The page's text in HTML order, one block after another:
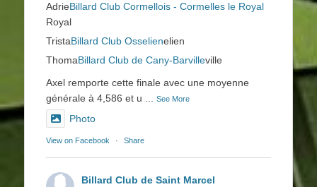
AdrieBillard Club Cormellois - Cormelles le Royal
Royal
TristaBillard Club Osselienelien
ThomaBillard Club de Cany-Barvilleville
Axel remporte cette finale avec une moyenne
générale à 4,586 et u
See More
Photo
View on Facebook · Share
Billard Club de Saint Marcel